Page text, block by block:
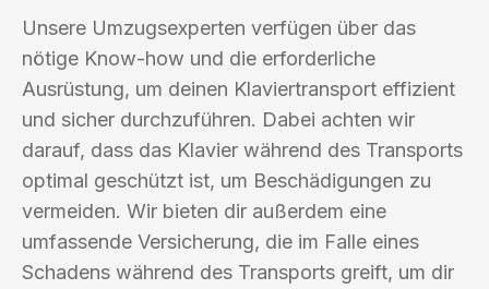
Unsere Umzugsexperten verfügen über das
nötige Know-how und die erforderliche
Ausrüstung, um deinen Klaviertransport effizient
und sicher durchzuführen. Dabei achten wir
darauf, dass das Klavier während des Transports
optimal geschützt ist, um Beschädigungen zu
vermeiden. Wir bieten dir außerdem eine
umfassende Versicherung, die im Falle eines
Schadens während des Transports greift, um dir